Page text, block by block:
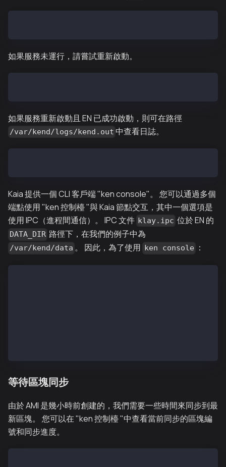
如果服務未運行，請嘗試重新啟動。
如果服務重新啟動且 EN 已成功啟動，則可在路徑
/var/kend/logs/kend.out 中查看日誌。
Kaia 提供一個 CLI 客戶端 "ken console"。 您可以通過多個
端點使用 "ken 控制檯 "與 Kaia 節點交互，其中一個選項是
使用 IPC（進程間通信）。 IPC 文件 klay.ipc 位於 EN 的
DATA_DIR 路徑下，在我們的例子中為
/var/kend/data 。 因此，為了使用 ken console ：
等待區塊同步
由於 AMI 是幾小時前創建的，我們需要一些時間來同步到最
新區塊。 您可以在 "ken 控制檯 "中查看當前同步的區塊編
號和同步進度。